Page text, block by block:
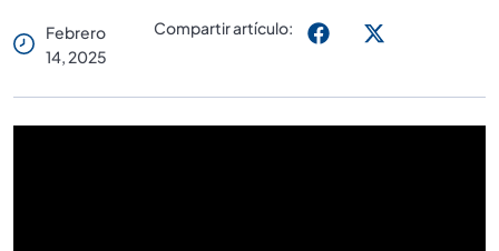
Febrero
14, 2025
Compartir artículo: